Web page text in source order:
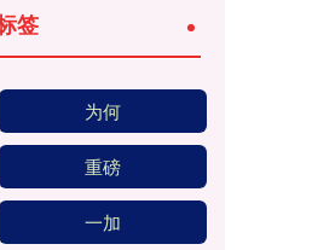
签
为何
重磅
一加